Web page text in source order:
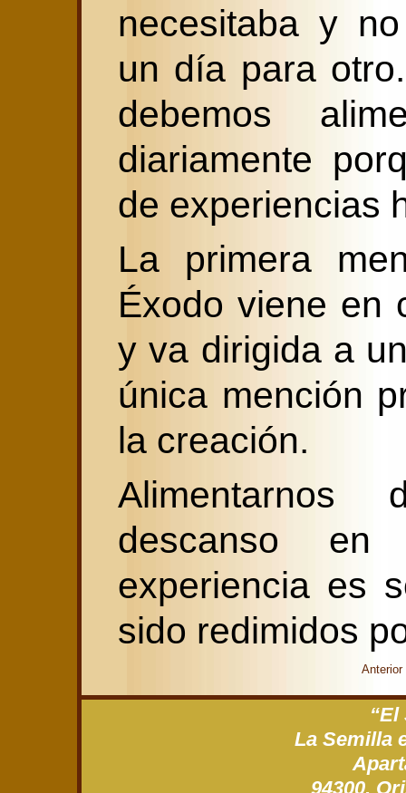
necesitaba y
un día para
debemos
diariamente
de experiencias
La primera
Éxodo viene en
y va dirigida a
única mención
la creación.
Alimentarnos
descanso
experiencia es
sido redimidos
Anterior
“El
La Semilla
94300,